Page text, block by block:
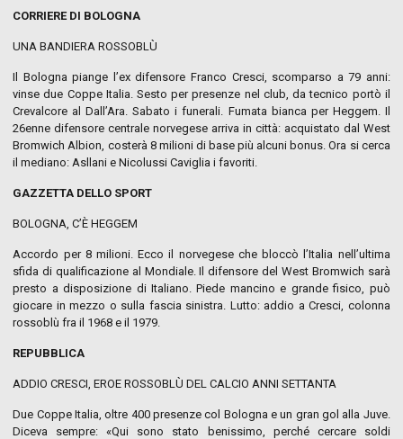
CORRIERE DI BOLOGNA
UNA BANDIERA ROSSOBLÙ
Il Bologna piange l’ex difensore Franco Cresci, scomparso a 79 anni:
vinse due Coppe Italia. Sesto per presenze nel club, da tecnico portò il
Crevalcore al Dall’Ara. Sabato i funerali. Fumata bianca per Heggem. Il
26enne difensore centrale norvegese arriva in città: acquistato dal West
Bromwich Albion, costerà 8 milioni di base più alcuni bonus. Ora si cerca
il mediano: Asllani e Nicolussi Caviglia i favoriti.
GAZZETTA DELLO SPORT
BOLOGNA, C’È HEGGEM
Accordo per 8 milioni. Ecco il norvegese che bloccò l’Italia nell’ultima
sfida di qualificazione al Mondiale. Il difensore del West Bromwich sarà
presto a disposizione di Italiano. Piede mancino e grande fisico, può
giocare in mezzo o sulla fascia sinistra. Lutto: addio a Cresci, colonna
rossoblù fra il 1968 e il 1979.
REPUBBLICA
ADDIO CRESCI, EROE ROSSOBLÙ DEL CALCIO ANNI SETTANTA
Due Coppe Italia, oltre 400 presenze col Bologna e un gran gol alla Juve.
Diceva sempre: «Qui sono stato benissimo, perché cercare soldi